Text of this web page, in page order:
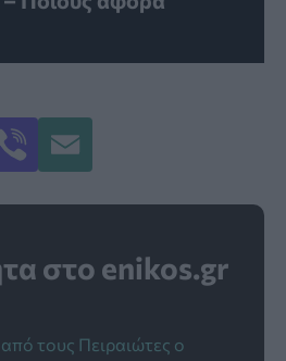
στο enikos.gr
τους Πειραιώτες ο